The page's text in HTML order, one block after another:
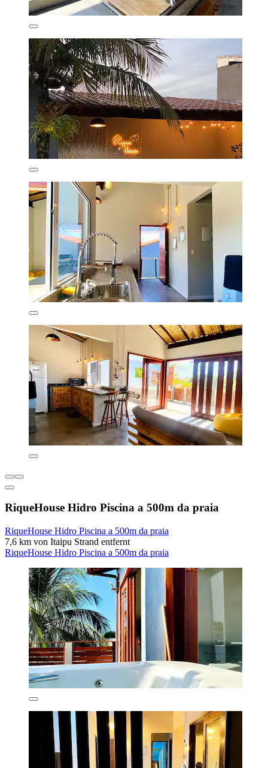
RiqueHouse Hidro Piscina a 500m da praia
RiqueHouse Hidro Piscina a 500m da praia
7,6 km von Itaipu Strand entfernt
RiqueHouse Hidro Piscina a 500m da praia